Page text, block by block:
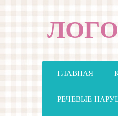
ГЛАВНАЯ
РЕЧЕВЫЕ